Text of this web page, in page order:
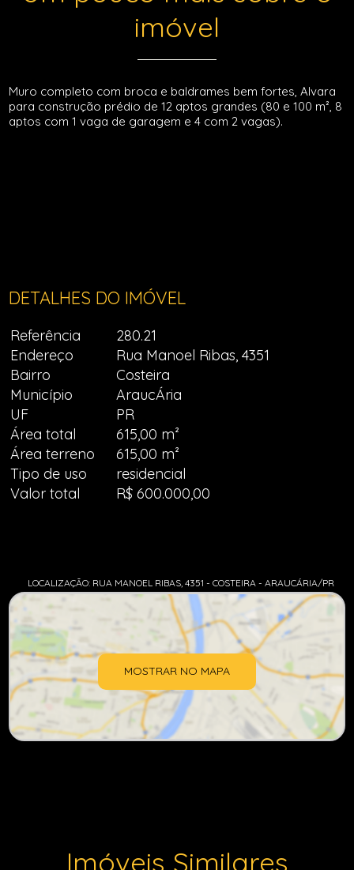
imóvel
Muro completo com broca e baldrames bem fortes, Alvara
para construção prédio de 12 aptos grandes (80 e 100 m², 8
aptos com 1 vaga de garagem e 4 com 2 vagas).
DETALHES DO IMÓVEL
Referência
280.21
Endereço
Rua Manoel Ribas, 4351
Bairro
Costeira
Município
AraucÁria
UF
PR
Área total
615,00 m²
Área terreno
615,00 m²
Tipo de uso
residencial
Valor total
R$ 600.000,00
LOCALIZAÇÃO: RUA MANOEL RIBAS, 4351 - COSTEIRA - ARAUCÁRIA/PR
MOSTRAR NO MAPA
Imóveis Similares